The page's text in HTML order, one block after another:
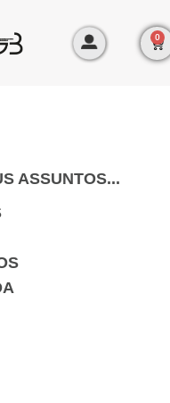
0
ASSUNTOS...